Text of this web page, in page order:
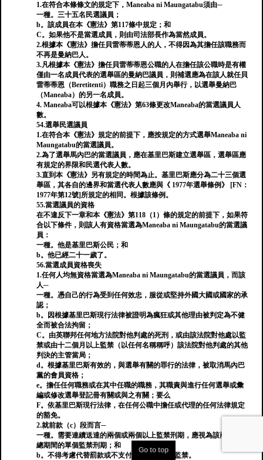
1.在符合本條條文的規定下，Maneaba ni Maungatabu須由─
一種。三十五名民選議員；
b。該成員在本《憲法》第117條中規定；和
C。如果他不是當選成員，則由司法部長作為當然成員。
2.根據本《憲法》擔任貝雷蒂蒂恩人的人，不得因為其擔任該職務而
不再是曼納巴人。
3.凡根據本《憲法》擔任貝雷蒂蒂恩公職的人在擔任該公職時是有權
僅由一名成員代表的選舉區的曼納巴議員，則補選應為在該人就任貝
雷蒂蒂恩（Beretitenti）職務之日起三個月內舉行，以選舉曼納巴
（Maneaba）的另一名成員。
4. Maneaba可以根據本《憲法》第63條更改Maneaba的當選議員人
數。
54.選舉民選議員
1.在符合本《憲法》規定的前提下，應按規定的方式選舉Maneaba ni
Maungatabu的當選議員。
2.為了選舉馬內巴的當選議員，應在基里巴斯建立選舉區，選舉區應
有規定的界限和民選代表人數。
3.直到本《憲法》另有規定的時間為止。基里巴斯應分為二十三個選
舉區，其各自的邊界和當選代表人數應與《 1977年選舉條例》 [FN：
1977年第12號]所規定的相同。根據該條例。
55.當選議員的資格
在不違反下一章和本《憲法》第118（1）條的規定的前提下，如果符
合以下條件，則該人有資格當選為Maneaba ni Maungatabu的當選議
員：
一種。他是基里巴斯公民；和
b。他已經二十一歲了。
56.當選成員資格喪失
1.任何人均無資格當選為Maneaba ni Maungatabu的當選議員，而該
人─
一種。憑自己的行為受到任何效忠，服從或堅持外國大國或國家的承
認；
b。因根據基里巴斯現行法律被證明為瘋狂或其他理由被判定為不健
全而被合法拘留；
C。由英聯邦任何地方法院對他判處的死刑，或由該法院對他處以監
禁或由十二個月以上監禁（以任何名稱稱呼）該法院對他判處的其他
判決的主管當局；
d。根據基里巴斯有效的，與選舉有關的罪行的法律，被取消馬內巴
黨的會員資格；
e。擔任任何職務或在其中任職的職務，其職責與進行任何選舉或彙
編或修改選舉登記冊有關或與之有關；要么
F。依基里巴斯現行法律，在任何公職中擔任或代理的任何法律規定
的豁免。
2.就前款（c）段而言─
一種。需要連續送達的兩個或兩個以上監禁刑期，應視為該兩個刑期
總期間的單個監禁刑期；和
b。不得考慮代替罰款或不支付罰款而判處的監禁。
Go to top